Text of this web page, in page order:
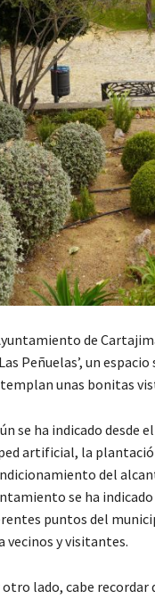
de
Peñuelas’, un
unas bonitas
se ha indicado desde
artificial, la
del
se ha
puntos del
vecinos y visitantes.
lado, cabe recordar